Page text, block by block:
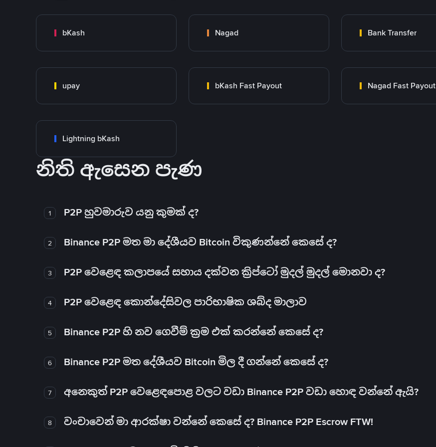
bKash Nagad Bank Transfer
upay bKash Fast Payout Nagad Fast Payout
Lightning bKash
නිති ඇසෙන පැණ
1 P2P හුවමාරුව යනු කුමක් ද?
2 Binance P2P මත මා දේශීයව Bitcoin විකුණන්නේ කෙසේ ද?
3 P2P වෙළෙඳ කලාපයේ සහාය දක්වන ක්‍රිප්ටෝ මුදල් මුදල් මොනවා ද?
4 P2P වෙළෙඳ කොන්දේසිවල පාරිභාෂික ශබ්ද මාලාව
5 Binance P2P හි නව ගෙවීම් ක්‍රම එක් කරන්නේ කෙසේ ද?
6 Binance P2P මත දේශීයව Bitcoin මිල දී ගන්නේ කෙසේ ද?
7 අනෙකුත් P2P වෙළෙඳපොළ වලට වඩා Binance P2P වඩා හොඳ වන්නේ ඇයි?
8 වංචාවෙන් මා ආරක්ෂා වන්නේ කෙසේ ද? Binance P2P Escrow FTW!